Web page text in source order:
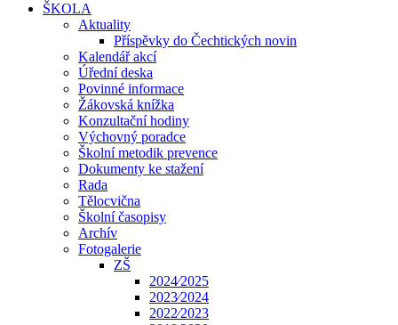
ŠKOLA
Aktuality
Příspěvky do Čechtických novin
Kalendář akcí
Úřední deska
Povinné informace
Žákovská knížka
Konzultační hodiny
Výchovný poradce
Školní metodik prevence
Dokumenty ke stažení
Rada
Tělocvična
Školní časopisy
Archív
Fotogalerie
ZŠ
2024⁄2025
2023⁄2024
2022⁄2023